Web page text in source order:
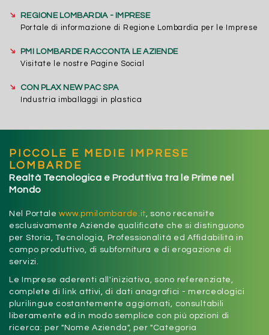
➔
REGIONE LOMBARDIA - IMPRESE
Portale di informazione di Regione Lombardia per le Imprese
➔
PMI LOMBARDE RACCONTA LE AZIENDE
Visitate le nostre Pagine Social
➔
CON PLAX NEW PAC SPA
Industria imballaggi in plastica
PICCOLE E MEDIE IMPRESE
LOMBARDE
Realtà Tecnologica e Produttiva tra le Prime nel
Mondo
Nel Portalewww.pmilombarde.it, sono recensite
esclusivamente Aziende qualificate che si distinguono
per Storia, Tecnologia, Professionalità ed Affidabilità in
campo produttivo, di subfornitura e di erogazione di
servizi.
Le Imprese aderenti all'iniziativa, sono referenziate,
complete di link attivi, di dati anagrafici - merceologici
plurilingue costantemente aggiornati, consultabili
liberamente ed in modo semplice con più opzioni di
ricerca: per "Nome Azienda", per "Categoria